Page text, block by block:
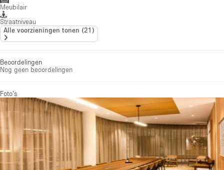
Meubilair
Straatniveau
Alle voorzieningen tonen (21)
Beoordelingen
Nog geen beoordelingen
Foto's